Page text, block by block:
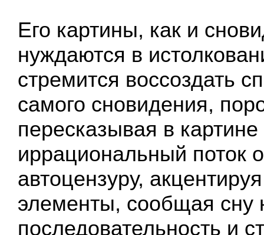
Его картины, как и
нуждаются в
стремится воссоздать
самого сновидения,
пересказывая в
иррациональный поток
автоцензуру,
элементы, сообщая сну
последовательность и